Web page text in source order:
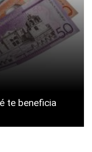
te beneficia